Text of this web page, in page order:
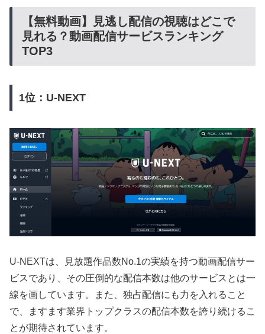
【無料動画】見逃し配信の視聴はどこで
見れる？動画配信サービスランキング
TOP3
1位：U-NEXT
U-NEXTは、見放題作品数No.1の実績を持つ動画配信サー
ビスであり、その圧倒的な配信本数は他のサービスとは一
線を画しています。また、独占配信にも力を入れること
で、ますます業界トップクラスの配信本数を誇り続けるこ
とが期待されています。